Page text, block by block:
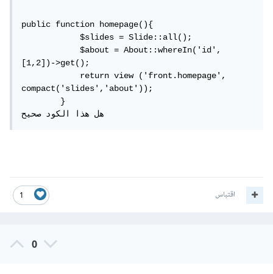
public function homepage(){
            $slides = Slide::all();
            $about = About::whereIn('id',
[1,2])->get();
            return view ('front.homepage',
compact('slides','about'));
        }
هل هذا الكود صحيح
1 اقتباس
0